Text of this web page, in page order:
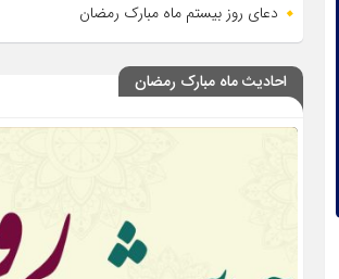
دعای روز بیستم ماه مبارک رمضان
احادیث ماه مبارک رمضان